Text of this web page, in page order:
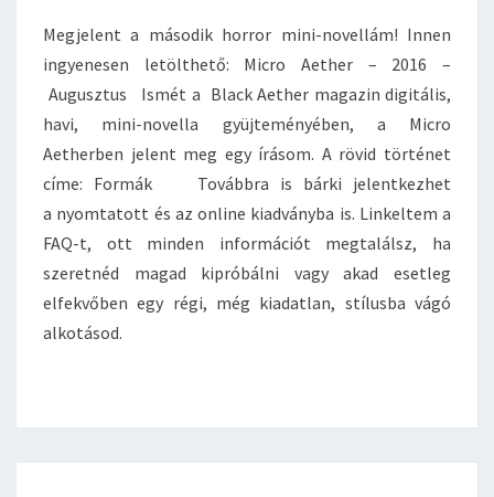
:
F
O
R
M
Á
K
(
M
I
R
E
S
Megjelent a második horror mini-novellám! Innen
ingyenesen letölthető: Micro Aether – 2016 –
Augusztus Ismét a Black Aether magazin digitális,
havi, mini-novella gyüjteményében, a Micro
Aetherben jelent meg egy írásom. A rövid történet
címe: Formák Továbbra is bárki jelentkezhet
a nyomtatott és az online kiadványba is. Linkeltem a
FAQ-t, ott minden információt megtalálsz, ha
szeretnéd magad kipróbálni vagy akad esetleg
elfekvőben egy régi, még kiadatlan, stílusba vágó
alkotásod.